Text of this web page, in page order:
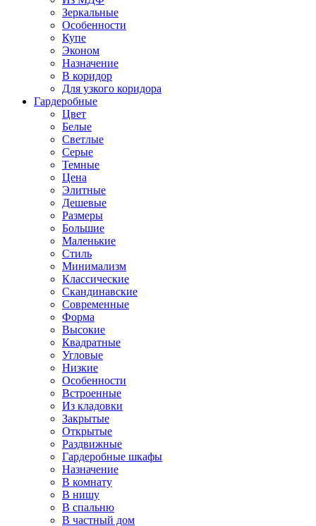
Зеркальные
Особенности
Купе
Эконом
Назначение
В коридор
Для узкого коридора
Гардеробные
Цвет
Белые
Светлые
Серые
Темные
Цена
Элитные
Дешевые
Размеры
Большие
Маленькие
Стиль
Минимализм
Классические
Скандинавские
Современные
Форма
Высокие
Квадратные
Угловые
Низкие
Особенности
Встроенные
Из кладовки
Закрытые
Открытые
Раздвижные
Гардеробные шкафы
Назначение
В комнату
В нишу
В спальню
В частный дом